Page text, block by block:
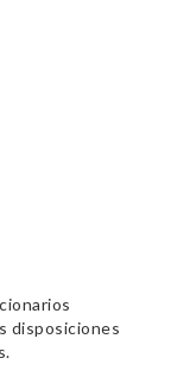
disposiciones